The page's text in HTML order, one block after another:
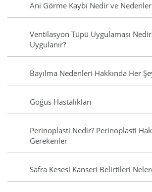
Ani Görme Kaybı Nedir ve
Ventilasyon Tüpü Uygulaması
Uygulanır?
Bayılma Nedenleri Hakkında Her
Göğüs Hastalıkları
Perinoplasti Nedir? Perinoplasti
Gerekenler
Safra Kesesi Kanseri Belirtileri